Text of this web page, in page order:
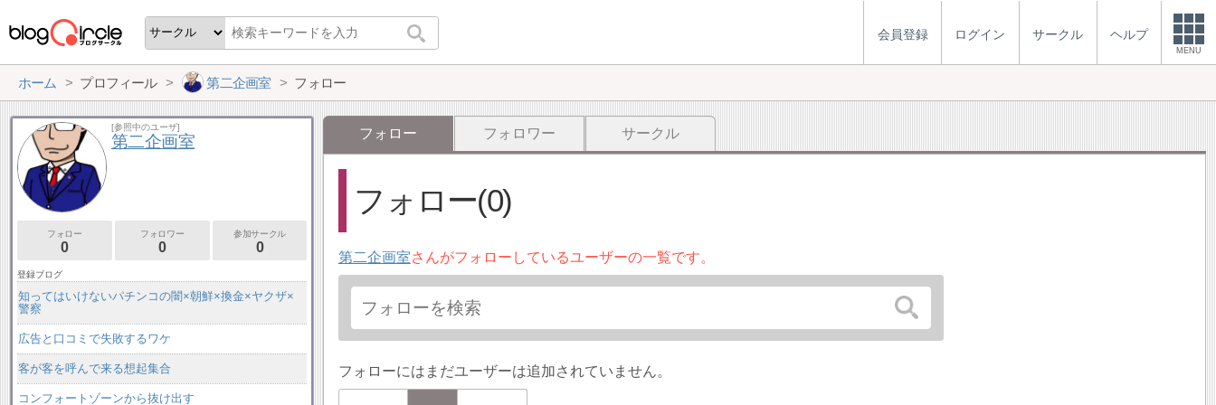
会員登録 ログイン サークル ヘルプ
MENU
ホーム プロフィール 第二企画室 フォロー
フォロー フォロワー サークル
フォロー(0)
第二企画室さんがフォローしているユーザーの一覧です。
フォローにはまだユーザーは追加されていません。
[参照中のユーザ]
第二企画室
フォロー
0
フォロワー
0
参加サークル
0
登録ブログ
知ってはいけないパチンコの闇×朝鮮×換金×ヤクザ×
警察
広告と口コミで失敗するワケ
客が客を呼んで来る想起集合
コンフォートゾーンから抜け出す